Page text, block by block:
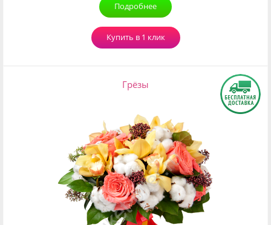
Подробнее
Купить в 1 клик
Грёзы